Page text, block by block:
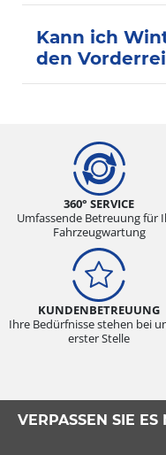
Kann ich
den
360° SERVICE
Umfassende Betreuung für
Fahrzeugwartung
KUNDENBETREUUNG
Ihre Bedürfnisse stehen bei
erster Stelle
VERPASSEN SIE ES